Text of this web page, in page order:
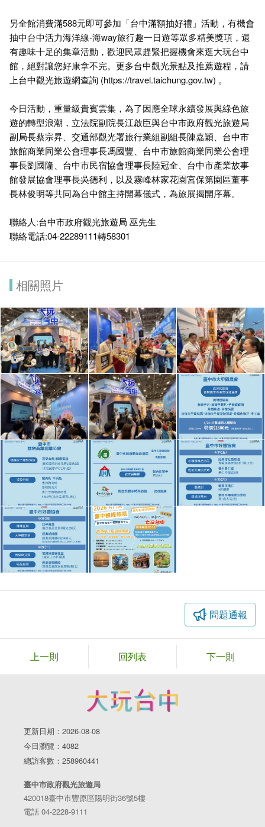
另全館消費滿588元即可參加「台中滿額抽好禮」活動，有機會
抽中台中活力海洋線-海way旅行趣一日遊等眾多精美獎項，還
有趣味十足的集章活動，歡迎民眾趕緊把握機會來逛大玩台中
館，絕對讓您好康拿不完。更多台中觀光景點及推薦遊程，請
上台中觀光旅遊網查詢 (https://travel.taichung.gov.tw) 。
今日活動，重量級貴賓雲集，為了因應全球永續發展與綠色旅
遊的轉型浪潮，立法院副院長江啟臣與台中市政府觀光旅遊局
副局長蔡宗昇、交通部觀光署旅行業組副組長陳嘉穎、台中市
旅館商業同業公會理事長馮國豐、台中市旅館商業同業公會理
事長劉國隆、台中市民宿協會理事長陸冠全、台中市產業故事
館發展協會理事長吳德利，以及霧峰林家花園宮保第園區董事
長林俊明等共同為台中館主持開幕儀式，為旅展揭開序幕。
聯絡人:台中市政府觀光旅遊局 巫先生
聯絡電話:04-22289111轉58301
相關照片
問題通報
上一則 回列表 下一則
更新日期：2026-08-08
今日瀏覽：4082
總訪客數：258960441
臺中市政府觀光旅遊局
420018臺中市豐原區陽明街36號5樓
電話 04-2228-9111